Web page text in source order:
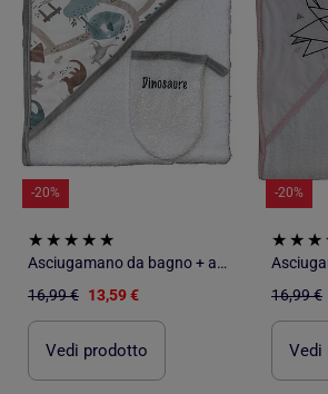
-20%
Asciugamano da bagno + asciugamano "FLOWERS" di LES CHATOUNETS
16,99 € 13,59 €
Vedi prodotto
-20%
16,99 €
Vedi